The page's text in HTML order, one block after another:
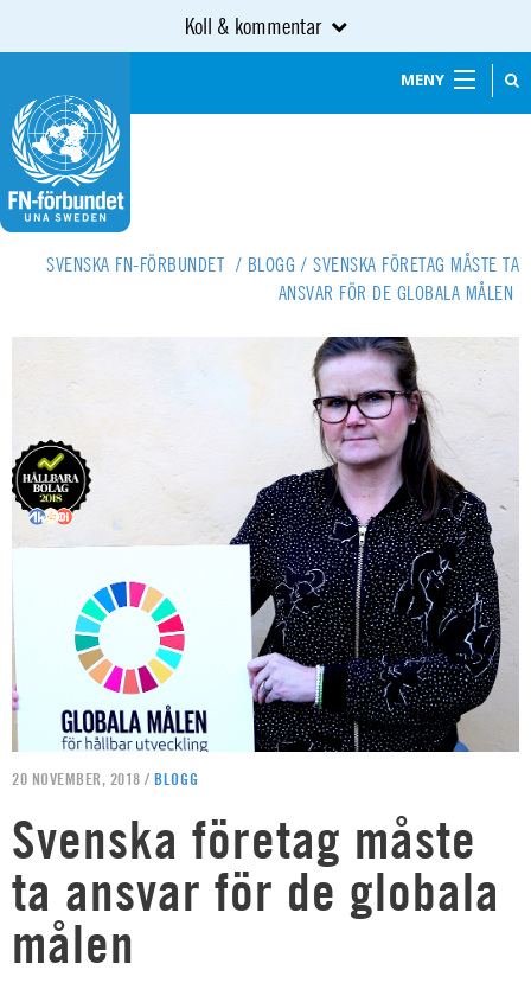
Koll & kommentar
MENY
SVENSKA FN-FÖRBUNDET / BLOGG / SVENSKA FÖRETAG MÅSTE TA
ANSVAR FÖR DE GLOBALA MÅLEN
20 NOVEMBER, 2018 / BLOGG
Svenska företag måste
ta ansvar för de globala
målen